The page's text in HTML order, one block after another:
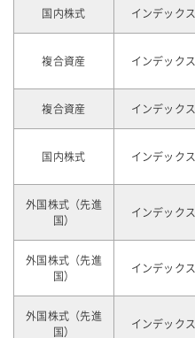
国内株式 インデックス
複合資産 インデックス
複合資産 インデックス
国内株式 インデックス
外国株式（先進
国）
インデックス
外国株式（先進
国）
インデックス
外国株式（先進
国）
インデックス